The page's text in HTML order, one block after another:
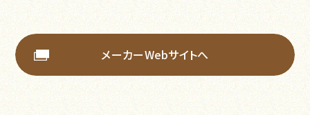
メーカーWebサイトへ